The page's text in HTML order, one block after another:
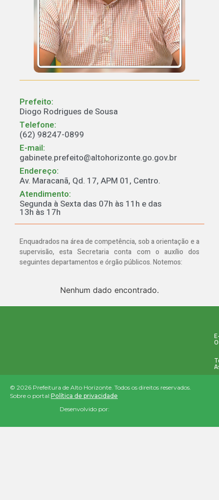
Prefeito:
Diogo Rodrigues de Sousa
Telefone:
(62) 98247-0899
E-mail:
gabinete.prefeito@altohorizonte.go.gov.br
Endereço:
Av. Maracanã, Qd. 17, APM 01, Centro.
Atendimento:
Segunda à Sexta das 07h às 11h e das
13h às 17h
Enquadrados na área de competência, sob a orientação e a
supervisão, esta Secretaria conta com o auxílio dos
seguintes departamentos e órgão públicos. Notemos:
Nenhum dado encontrado.
© 2026 Prefeitura de Alto Horizonte. Todos os direitos reservados.
Sobre o portal:Política de privacidade
Desenvolvido por: